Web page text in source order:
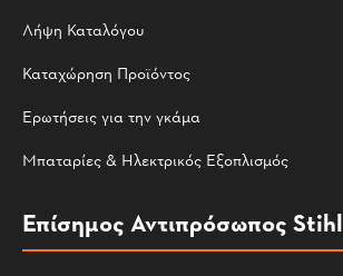
Λήψη Καταλόγου
Καταχώρηση Προϊόντος
Ερωτήσεις για την γκάμα
Μπαταρίες & Ηλεκτρικός Εξοπλισμός
Επίσημος Αντιπρόσωπος Stihl